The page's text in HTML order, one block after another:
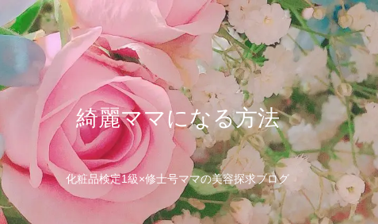
綺麗ママになる方法
化粧品検定1級×修士号ママの美容探求ブログ